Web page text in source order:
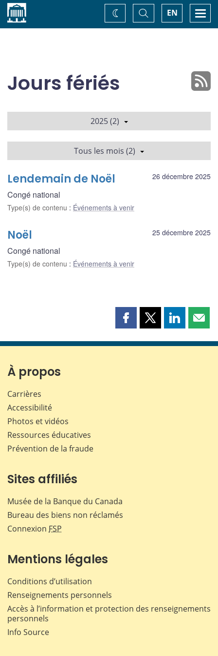
Accueil EN
Basculer
la
recherche
Changez
de
Jours fériés
2025 (2)
Tous les mois (2)
26 décembre 2025
Lendemain de Noël
Congé national
Type(s) de contenu : Événements à venir
25 décembre 2025
Noël
Congé national
Type(s) de contenu : Événements à venir
Partager
page
Partager
page
Partager
page page
À propos
Carrières
Accessibilité
Photos et vidéos
Ressources éducatives
Prévention de la fraude
Sites affiliés
Musée de la Banque du Canada
Bureau des biens non réclamés
Connexion FSP
Mentions légales
Conditions d’utilisation
Renseignements personnels
Accès à l’information et protection des renseignements
personnels
Info Source